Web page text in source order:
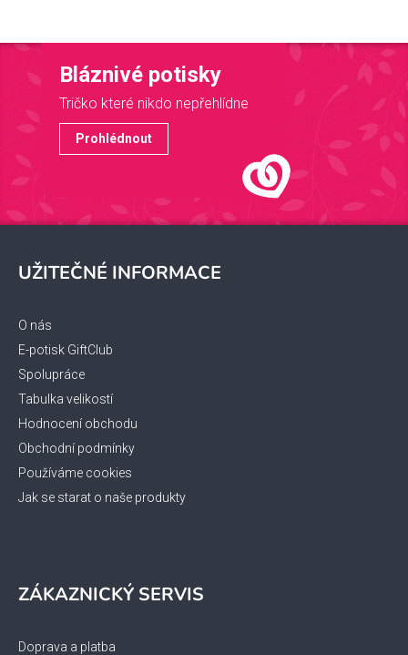
Bláznivé potisky
Tričko které nikdo nepřehlídne
Prohlédnout
UŽITEČNÉ INFORMACE
O nás
E-potisk GiftClub
Spolupráce
Tabulka velikostí
Hodnocení obchodu
Obchodní podmínky
Používáme cookies
Jak se starat o naše produkty
ZÁKAZNICKÝ SERVIS
Doprava a platba